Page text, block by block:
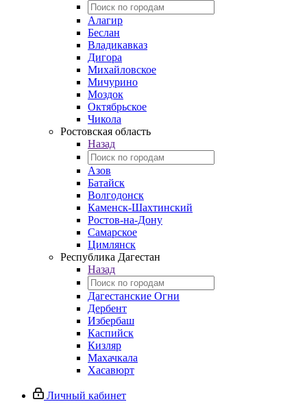
Алагир
Беслан
Владикавказ
Дигора
Михайловское
Мичурино
Моздок
Октябрьское
Чикола
Ростовская область
Назад
Азов
Батайск
Волгодонск
Каменск-Шахтинский
Ростов-на-Дону
Самарское
Цимлянск
Республика Дагестан
Назад
Дагестанские Огни
Дербент
Избербаш
Каспийск
Кизляр
Махачкала
Хасавюрт
Личный кабинет